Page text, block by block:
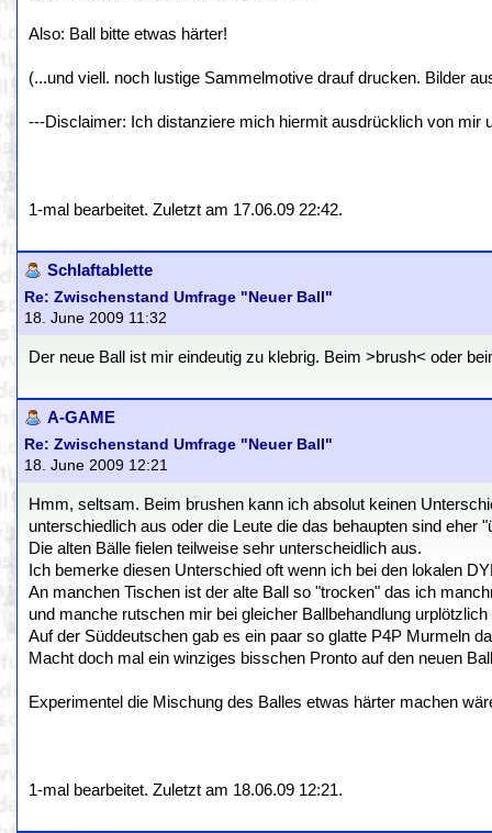
Also: Ball bitte etwas härter!
(...und viell. noch lustige Sammelmotive drauf drucken. Bilder
---Disclaimer: Ich distanziere mich hiermit ausdrücklich von mir
1-mal bearbeitet. Zuletzt am 17.06.09 22:42.
Schlaftablette
Re: Zwischenstand Umfrage "Neuer Ball"
18. June 2009 11:32
Der neue Ball ist mir eindeutig zu klebrig. Beim >brush< oder
A-GAME
Re: Zwischenstand Umfrage "Neuer Ball"
18. June 2009 12:21
Hmm, seltsam. Beim brushen kann ich absolut keinen
unterschiedlich aus oder die Leute die das behaupten sind eher
Die alten Bälle fielen teilweise sehr unterscheidlich aus.
Ich bemerke diesen Unterschied oft wenn ich bei den lokalen
An manchen Tischen ist der alte Ball so "trocken" das ich
und manche rutschen mir bei gleicher Ballbehandlung
Auf der Süddeutschen gab es ein paar so glatte P4P Murmeln
Macht doch mal ein winziges bisschen Pronto auf den neuen
Experimentel die Mischung des Balles etwas härter machen
1-mal bearbeitet. Zuletzt am 18.06.09 12:21.